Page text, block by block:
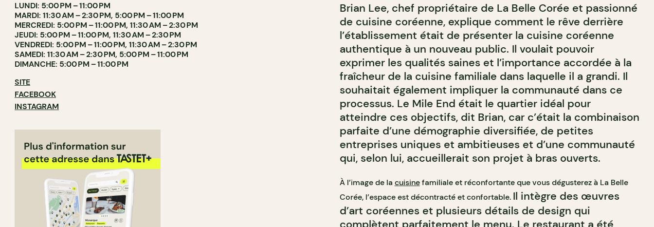
LUNDI: 5:00 PM – 11:00 PM
MARDI: 11:30 AM – 2:30 PM, 5:00 PM – 11:00 PM
MERCREDI: 5:00 PM – 11:00 PM, 11:30 AM – 2:30 PM
JEUDI: 5:00 PM – 11:00 PM, 11:30 AM – 2:30 PM
VENDREDI: 5:00 PM – 11:00 PM, 11:30 AM – 2:30 PM
SAMEDI: 11:30 AM – 2:30 PM, 5:00 PM – 11:00 PM
DIMANCHE: 5:00 PM – 11:00 PM
SITE
FACEBOOK
INSTAGRAM
Brian Lee, chef propriétaire de La Belle Corée et passionné
de cuisine coréenne, explique comment le rêve derrière
l’établissement était de présenter la cuisine coréenne
authentique à un nouveau public. Il voulait pouvoir
exprimer les qualités saines et l’importance accordée à la
fraîcheur de la cuisine familiale dans laquelle il a grandi. Il
souhaitait également impliquer la communauté dans ce
processus. Le Mile End était le quartier idéal pour
atteindre ces objectifs, dit Brian, car c’était la combinaison
parfaite d’une démographie diversifiée, de petites
entreprises uniques et ambitieuses et d’une communauté
qui, selon lui, accueillerait son projet à bras ouverts.
À l’image de la cuisinefamiliale et réconfortante que vous dégusterez à La Belle
Corée, l’espace est décontracté et confortable. Il intègre des œuvres
d’art coréennes et plusieurs détails de design qui